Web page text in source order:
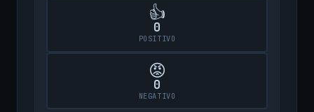
👍
0
POSITIVO
😡
0
NEGATIVO